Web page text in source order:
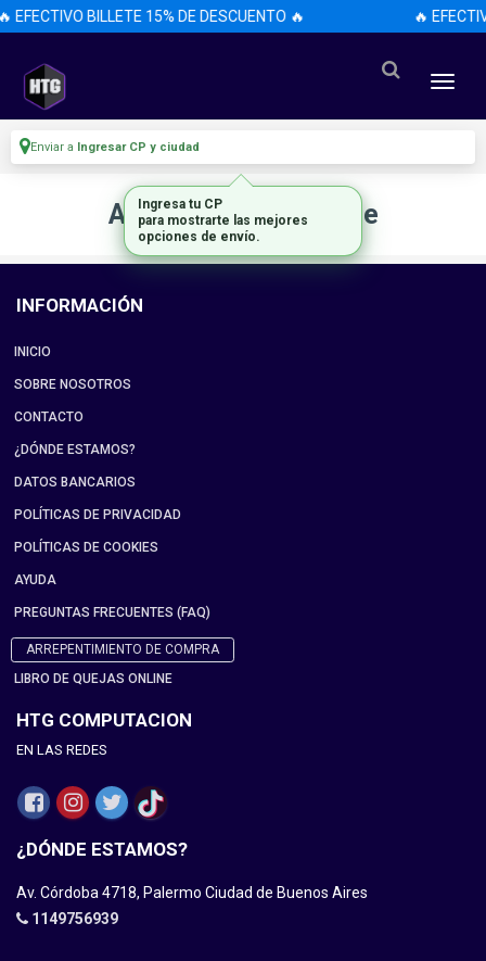
EFECTIVO BILLETE 15% DE DESCUENTO 🔥 🔥
Enviar a Ingresar CP y ciudad
Artículo no disponible
INFORMACIÓN
INICIO
SOBRE NOSOTROS
CONTACTO
¿DÓNDE ESTAMOS?
DATOS BANCARIOS
POLÍTICAS DE PRIVACIDAD
POLÍTICAS DE COOKIES
AYUDA
PREGUNTAS FRECUENTES (FAQ)
ARREPENTIMIENTO DE COMPRA
LIBRO DE QUEJAS ONLINE
HTG COMPUTACION
EN LAS REDES
¿DÓNDE ESTAMOS?
Av. Córdoba 4718, Palermo Ciudad de Buenos Aires
1149756939
Ingresa tu CP
para mostrarte las mejores
opciones de envío.